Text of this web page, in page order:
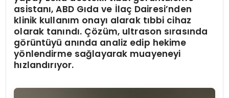
asistanı, ABD Gıda ve İlaç Dairesi’nden
klinik kullanım onayı alarak tıbbi cihaz
olarak tanındı. Çözüm, ultrason sırasında
görüntüyü anında analiz edip hekime
yönlendirme sağlayarak muayeneyi
hızlandırıyor.